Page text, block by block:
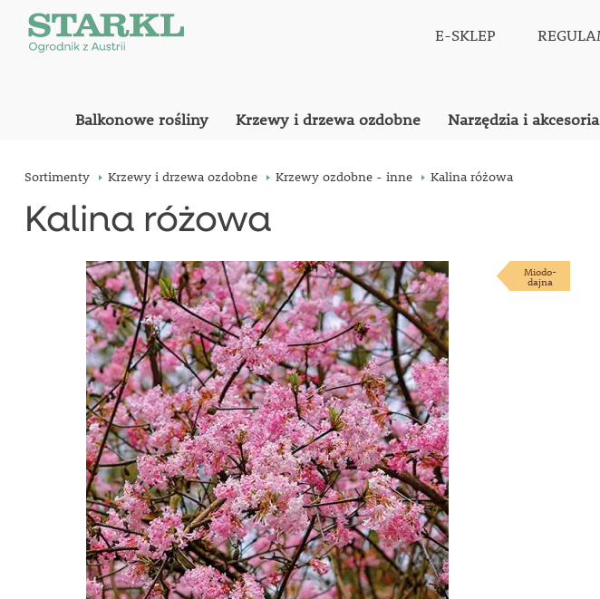
E-SKLEP
Balkonowe rośliny Krzewy i drzewa ozdobne Narzędzia i akcesoria
Sortimenty Krzewy i drzewa ozdobne Krzewy ozdobne - inne Kalina różowa
Kalina różowa
Miodo-
dajna